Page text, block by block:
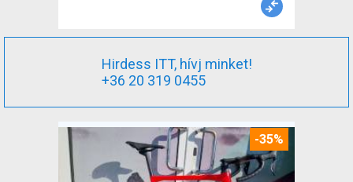
Hirdess ITT, hívj minket!
+36 20 319 0455
-35%